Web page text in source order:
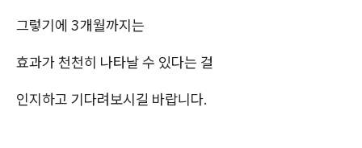
그렇기에 3개월까지는
효과가 천천히 나타날 수 있다는 걸
인지하고 기다려보시길 바랍니다.